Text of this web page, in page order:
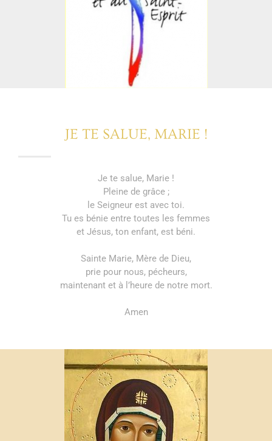
JE TE SALUE, MARIE !
Je te salue, Marie !
Pleine de grâce ;
le Seigneur est avec toi.
Tu es bénie entre toutes les femmes
et Jésus, ton enfant, est béni.
Sainte Marie, Mère de Dieu,
prie pour nous, pécheurs,
maintenant et à l’heure de notre mort.
Amen